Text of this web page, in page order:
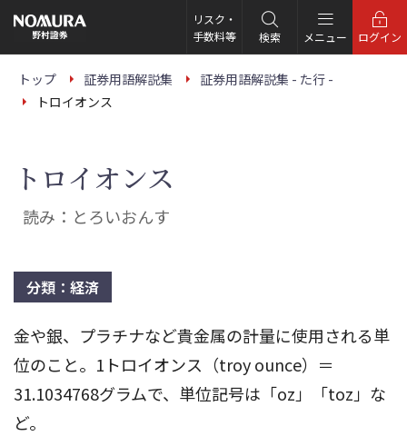
の
ー
リスク・
手数料等
検索 メニュー ログイン
トップ 証券用語解説集
証券用語解説集 - た行 -
トロイオンス
トロイオンス
読み：とろいおんす
分類：経済
金や銀、プラチナなど貴金属の計量に使用される単
位のこと。1トロイオンス（troy ounce）＝
31.1034768グラムで、単位記号は「oz」「toz」な
ど。